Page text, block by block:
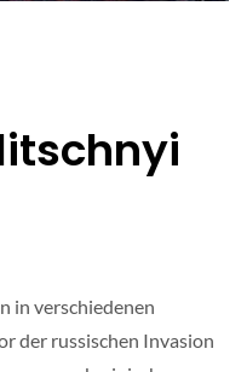
in verschiedenen
der russischen Invasion